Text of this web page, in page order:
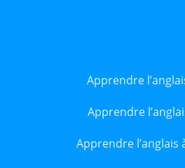
Apprendre
Apprendre
Apprendre l’anglais